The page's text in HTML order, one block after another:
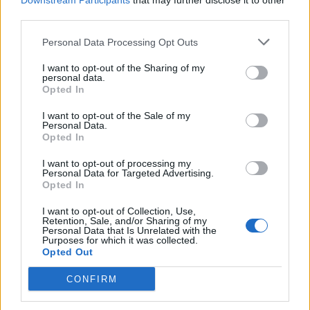
Personal Data Processing Opt Outs
I want to opt-out of the Sharing of my
personal data.
Opted In
I want to opt-out of the Sale of my
Personal Data.
Opted In
I want to opt-out of processing my
Personal Data for Targeted Advertising.
Opted In
I want to opt-out of Collection, Use,
Retention, Sale, and/or Sharing of my
Personal Data that Is Unrelated with the
Purposes for which it was collected.
Opted Out
CONFIRM
Turisti i huaj kërkohet nga
policia greke pas
propozimit për të miturën
SHBA planifikon paketë
prej 1 miliard dollarësh për
Kolumbinë pas zgjedhjes
Esprielës
Zelensky në Beograd për
takimin me Vuçiçin: Kievi
nga kampi rus
Video/ Kamioni e përplas
dhe e tërheq zvarrë 12-
shkolla, i mituri shpëton
mrekullisht